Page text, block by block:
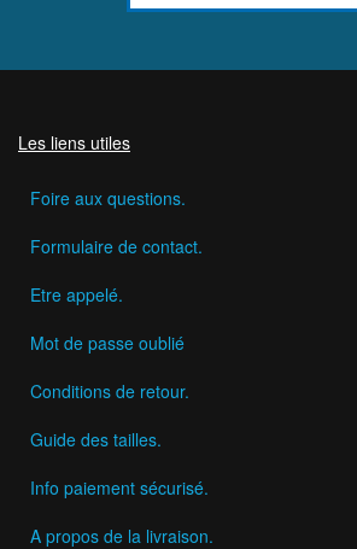
Les liens utiles
Foire aux questions.
Formulaire de contact.
Etre appelé.
Mot de passe oublié
Conditions de retour.
Guide des tailles.
Info paiement sécurisé.
A propos de la livraison.